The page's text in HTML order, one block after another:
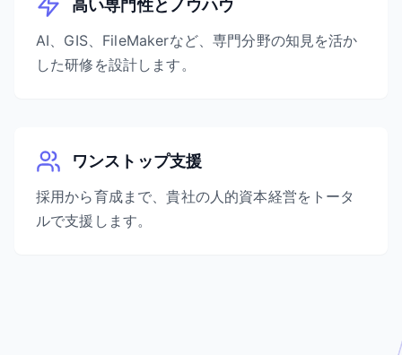
高い専門性とノウハウ
AI、GIS、FileMakerなど、専門分野の知見を活か
した研修を設計します。
ワンストップ支援
採用から育成まで、貴社の人的資本経営をトータ
ルで支援します。